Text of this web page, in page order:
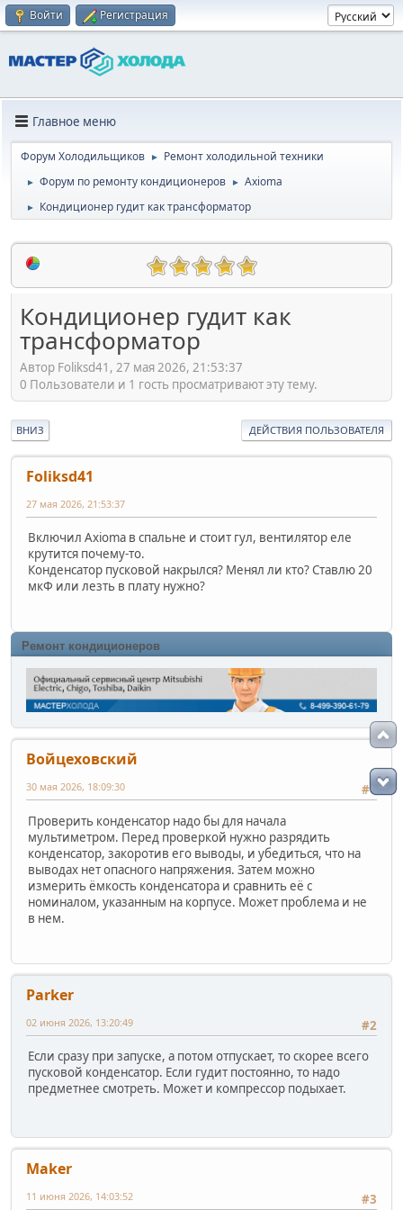
Войти Регистрация
Главное меню
Форум Холодильщиков ► Ремонт холодильной техники
► Форум по ремонту кондиционеров ► Axioma
► Кондиционер гудит как трансформатор
Кондиционер гудит как
трансформатор
Автор Foliksd41, 27 мая 2026, 21:53:37
0 Пользователи и 1 гость просматривают эту тему.
ВНИЗ ДЕЙСТВИЯ ПОЛЬЗОВАТЕЛЯ
Foliksd41
27 мая 2026, 21:53:37
Включил Axioma в спальне и стоит гул, вентилятор еле
крутится почему-то.
Конденсатор пусковой накрылся? Менял ли кто? Ставлю 20
мкФ или лезть в плату нужно?
Ремонт кондиционеров
Войцеховский
#1
30 мая 2026, 18:09:30
Проверить конденсатор надо бы для начала
мультиметром. Перед проверкой нужно разрядить
конденсатор, закоротив его выводы, и убедиться, что на
выводах нет опасного напряжения. Затем можно
измерить ёмкость конденсатора и сравнить её с
номиналом, указанным на корпусе. Может проблема и не
в нем.
Parker
#2
02 июня 2026, 13:20:49
Если сразу при запуске, а потом отпускает, то скорее всего
пусковой конденсатор. Если гудит постоянно, то надо
предметнее смотреть. Может и компрессор подыхает.
Maker
#3
11 июня 2026, 14:03:52